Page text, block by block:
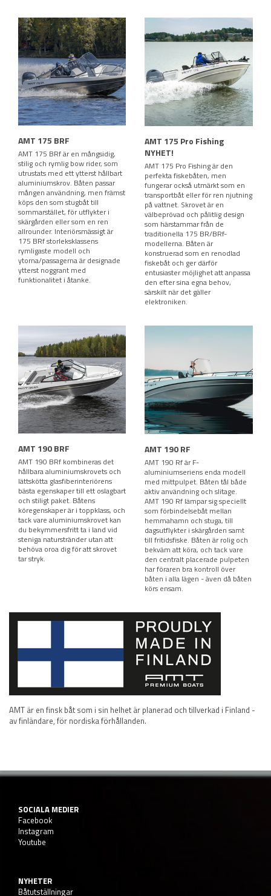
AMT 175 BRF
AMT 175 BRf är en mångsidig,
stilig och rymlig bow rider, som
utrustats med ett ytterst hållbart
aluminiumskrov. Båten passar
mången användning, men främst
köps den som stugbåt till
sommarstället, för utflykter i
skärgården eller som en ren
allrounder. Interiörsmässigt är
175 BRf storleksklassens
rymligaste modell och
ytorna/passagerna är designade
ytterst noggrant med
funktionalitet i åtanke.
AMT 175 Pro Fishing
NYHET!
AMT 175 Pro Fishing är den
perfekta fiskebåten, men
fungerar också utmärkt som en
transportbåt eller för ren njutning
på vattnet. Skrovet är en
välbeprövad och pålitlig design
som härstammar från de
traditionella 175 BR/BRf-
modellerna. Båten är
konstruerad som en renodlad
fiskebåt och ger därför
entusiaster möjlighet att anpassa
den efter sina egna behov,
särskilt när det gäller
elektroniken.
AMT 190 BRF
AMT 190 BRf kombineras det
hållbara aluminiumskrovets och
lättskötta glasfiberinteriörens
bästa egenskaper till ett oslagbart
och stiligt paket. Båtens
köregenskaper är i toppklass, och
tack vare aluminiumskrovet kan
du bekymmersfritt ta i land vid
steniga naturstränder utan att
behöva oroa dig för att skrovet
tar stryk.
AMT 190 RF
AMT 190 Rf är F-
aluminiumseriens enda modell
med mittpulpet. Båten tål både
aktiv användning och slitage.
AMT 190 Rf lämpar sig speciellt
som förbindelsebåt mellan
hemmahamn och stuga, till
dagsutflykter i skärgården samt
till fritidsfiske. Båten är rolig och
bekväm att köra, och tack vare
den centralt placerade pulpeten
har föraren bra kontroll över
båten i alla lägen - även då båten
körs ensam.
AMT är en finsk båt som i sin helhet är planerad och tillverkad i Finland -
av finländare, för nordiska förhållanden.
SOCIALA MEDIER
Facebook
Instagram
Youtube
NYHETER
Båtutställningar